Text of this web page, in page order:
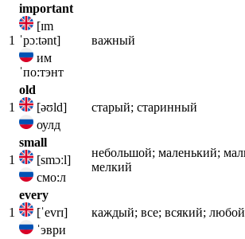
1
important
[ɪm
ˈpɔːtənt]
им
ˈпо:тэнт
важный
1
old
[əʊld]
оулд
старый; старинный
1
small
[smɔːl]
смо:л
небольшой; маленький;
мелкий
1
every
[ˈevrɪ]
ˈэври
каждый; все; всякий; любой